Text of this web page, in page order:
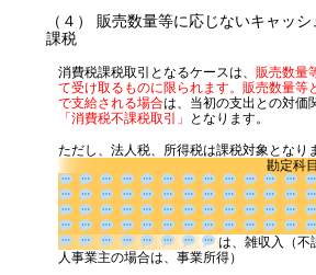
（４） 販売数量等に応じないキャッ
課税
消費税課税取引となるケースは、 販売数量
て受け取るものに限られます。販売数量等
で支給される場合は、当初の支出との対価
「消費税不課税取引」
となります。
ただし、法人税、所得税は課税対象となり
勘定科
は、雑収
す（個人事業主の場合は、事業所得）